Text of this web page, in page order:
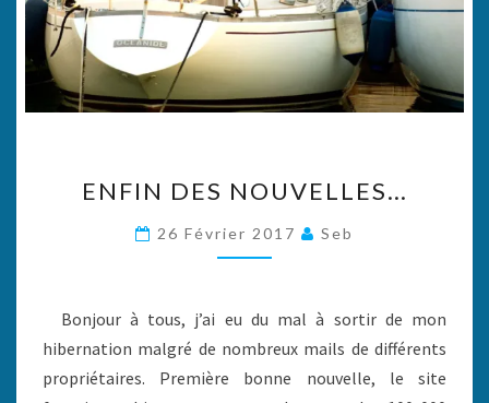
DES
NOUVELLES…
ENFIN DES NOUVELLES…
26 Février 2017 Seb
Bonjour à tous, j’ai eu du mal à sortir de mon
hibernation malgré de nombreux mails de différents
propriétaires. Première bonne nouvelle, le site